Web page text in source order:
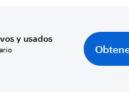
y usados